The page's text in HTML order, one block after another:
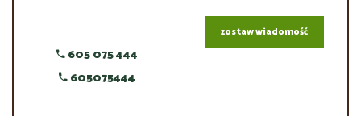
605 075 444
605075444
zostaw wiadomość